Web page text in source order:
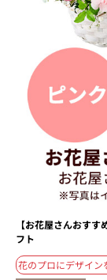
【お花屋さんおす
フト
花のプロにデザイン